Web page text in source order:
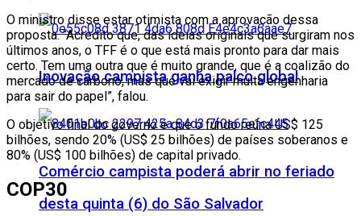
Inovação campista ganha palco global
Comércio campista poderá abrir no feriado
desta quinta (6) do São Salvador
O ministro disse estar otimista com a aprovação dessa
proposta. “Acredito que, das ideias originais que surgiram nos
últimos anos, o TFF é o que está mais pronto para dar mais
certo. Tem uma outra que é muito grande, que é a coalizão do
mercado de carbono, mas que vai exigir muita engenharia
para sair do papel”, falou.
O objetivo final do governo é que o fundo reúna US$ 125
bilhões, sendo 20% (US$ 25 bilhões) de países soberanos e
80% (US$ 100 bilhões) de capital privado.
COP30